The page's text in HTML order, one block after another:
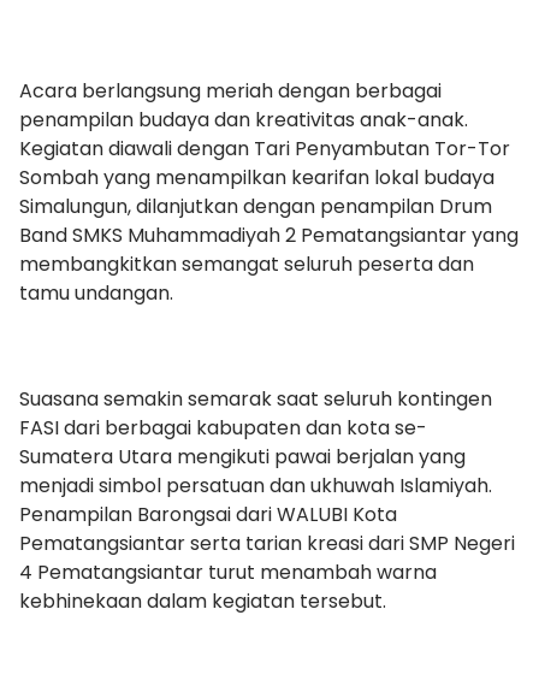
Acara berlangsung meriah dengan berbagai
penampilan budaya dan kreativitas anak-anak.
Kegiatan diawali dengan Tari Penyambutan Tor-Tor
Sombah yang menampilkan kearifan lokal budaya
Simalungun, dilanjutkan dengan penampilan Drum
Band SMKS Muhammadiyah 2 Pematangsiantar yang
membangkitkan semangat seluruh peserta dan
tamu undangan.
Suasana semakin semarak saat seluruh kontingen
FASI dari berbagai kabupaten dan kota se-
Sumatera Utara mengikuti pawai berjalan yang
menjadi simbol persatuan dan ukhuwah Islamiyah.
Penampilan Barongsai dari WALUBI Kota
Pematangsiantar serta tarian kreasi dari SMP Negeri
4 Pematangsiantar turut menambah warna
kebhinekaan dalam kegiatan tersebut.